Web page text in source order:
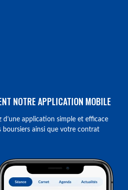
NOTRE APPLICATION MOBILE
d’une application simple et efficace
boursiers ainsi que votre contrat